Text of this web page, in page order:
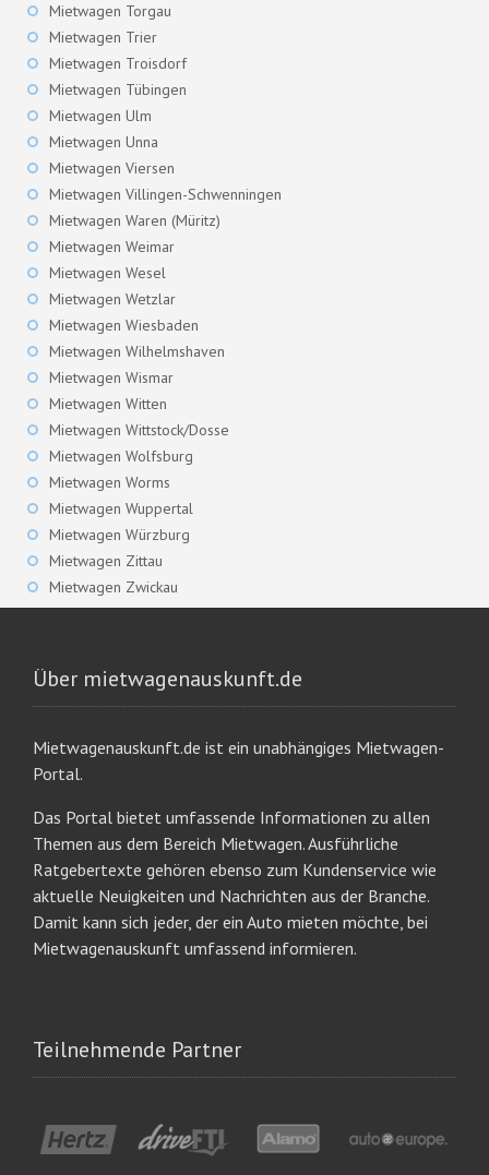
Mietwagen Torgau
Mietwagen Trier
Mietwagen Troisdorf
Mietwagen Tübingen
Mietwagen Ulm
Mietwagen Unna
Mietwagen Viersen
Mietwagen Villingen-Schwenningen
Mietwagen Waren (Müritz)
Mietwagen Weimar
Mietwagen Wesel
Mietwagen Wetzlar
Mietwagen Wiesbaden
Mietwagen Wilhelmshaven
Mietwagen Wismar
Mietwagen Witten
Mietwagen Wittstock/Dosse
Mietwagen Wolfsburg
Mietwagen Worms
Mietwagen Wuppertal
Mietwagen Würzburg
Mietwagen Zittau
Mietwagen Zwickau
Über mietwagenauskunft.de
Mietwagenauskunft.de ist ein unabhängiges Mietwagen-
Portal.
Das Portal bietet umfassende Informationen zu allen
Themen aus dem Bereich Mietwagen. Ausführliche
Ratgebertexte gehören ebenso zum Kundenservice wie
aktuelle Neuigkeiten und Nachrichten aus der Branche.
Damit kann sich jeder, der ein Auto mieten möchte, bei
Mietwagenauskunft umfassend informieren.
Teilnehmende Partner